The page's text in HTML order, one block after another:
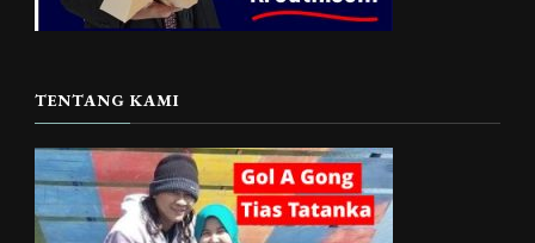
TENTANG KAMI